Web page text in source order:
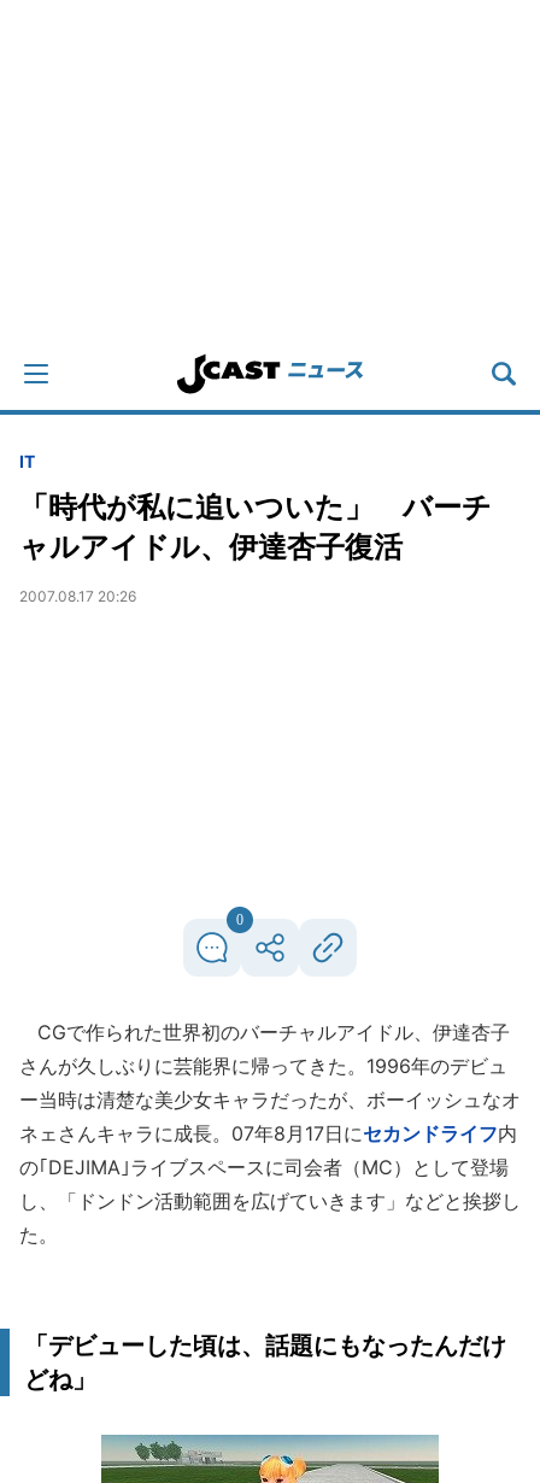
IT
「時代が私に追いついた」 バーチ
ャルアイドル、伊達杏子復活
2007.08.17 20:26
0
CGで作られた世界初のバーチャルアイドル、伊達杏子
さんが久しぶりに芸能界に帰ってきた。1996年のデビュ
ー当時は清楚な美少女キャラだったが、ボーイッシュなオ
ネェさんキャラに成長。07年8月17日にセカンドライフ内
の｢DEJIMA｣ライブスペースに司会者（MC）として登場
し、「ドンドン活動範囲を広げていきます」などと挨拶し
た。
「デビューした頃は、話題にもなったんだけ
どね」